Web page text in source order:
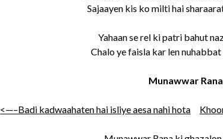
Sajaayen kis ko milti hai
Yahaan se rel ki patri bahut
Chalo ye faisla kar len
Munawwar Rana
<—–Badi kadwaahaten hai isliye aesa nahi hota